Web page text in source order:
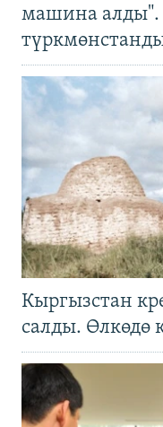
машина алды".
Кыргызстан
салды. Өлкөдө